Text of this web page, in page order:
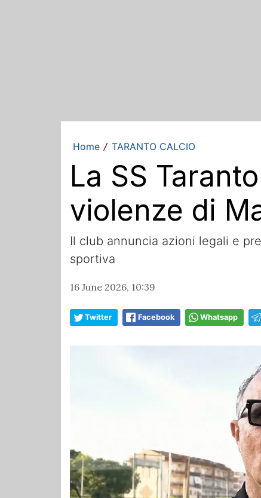
Home / TARANTO CALCIO
La SS
violenze di
Il club annuncia azioni legali e
sportiva
16 June 2026, 10:39
Twitter Facebook Whatsapp